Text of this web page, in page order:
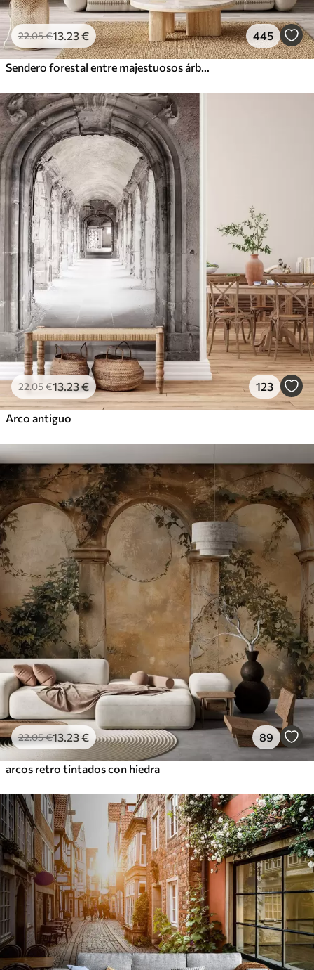
22.05€13 .23€ 445
22.05€13.23€ 123
Arco antiguo
22.05€13 .23€ 89
arcos retro tintados con hiedra